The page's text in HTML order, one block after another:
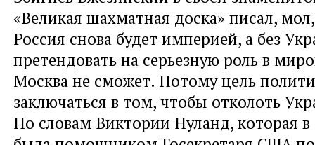
«Великая шахматная доска» писал,
Россия снова будет империей, а без
претендовать на серьезную роль в
Москва не сможет. Потому цель
заключаться в том, чтобы отколоть
По словам Виктории Нуланд, которая